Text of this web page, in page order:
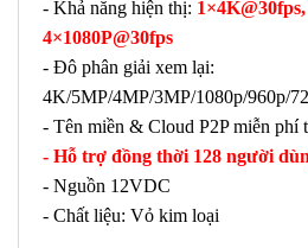
- Khả năng hiện thị:
4×1080P@30fps
- Đô phân giải xem lại:
4K/5MP/4MP/3MP/1080p/960p/
- Tên miền & Cloud P2P miễn phí
- Hỗ trợ đồng thời 128 người
- Nguồn 12VDC
- Chất liệu: Vỏ kim loại